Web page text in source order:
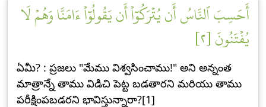
أَحَسِبَ ٱلنَّاسُ أَن يُتۡرَكُوٓاْ أَن يَقُولُوٓاْ ءَامَنَّا وَهُمۡ لَا
يُفۡتَنُونَ [٢]
ఏమీ? : ప్రజలు "మేము విశ్వసించాము!" అని అన్నంత
మాత్రాన్నే తాము విడిచి పెట్ట బడతారని మరియు తాము
పరీక్షింపబడరని భావిస్తున్నారా?[1]